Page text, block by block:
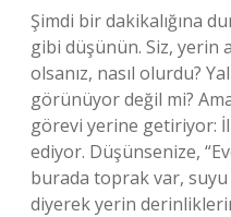
Şimdi bir dakikalığına
gibi düşünün. Siz, yerin
olsanız, nasıl olurdu?
görünüyor değil mi?
görevi yerine getiriyor:
ediyor. Düşünsenize,
burada toprak var,
diyerek yerin